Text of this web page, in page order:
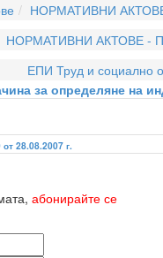
НОРМАТИВНИ
НОРМАТИВНИ АКТОВЕ -
ЕПИ Труд и социално
за определяне на
28.08.2007 г.
абонирайте се